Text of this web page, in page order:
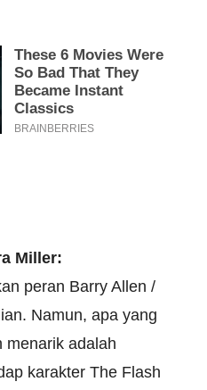
Miller:
peran Barry Allen /
Namun, apa yang
menarik adalah
karakter The Flash